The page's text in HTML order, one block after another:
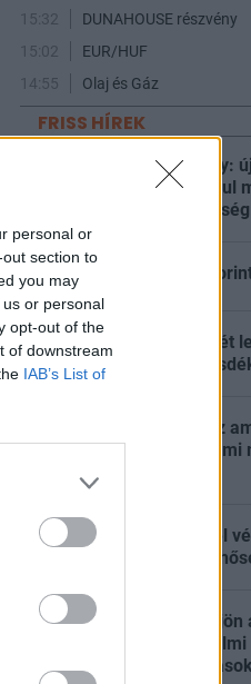
personal or
section to
you may
or personal
opt-out of the
of downstream
IAB’s List of
15:32
DUNAHOUSE részvény
15:02
EUR/HUF
14:55
Olaj és Gáz
FRISS HÍREK
Lépett a kormány:
kórházakban indul
mentőakció a
18:37 Megy tovább a
18:24
Megérkezett a hét
Mi történik a
18:24
Olyat gyengült az
munkaerőpiac, ami
18:23
Kutyahúslevessel
Korea a brutális
Tisza-kormány: jön
és a